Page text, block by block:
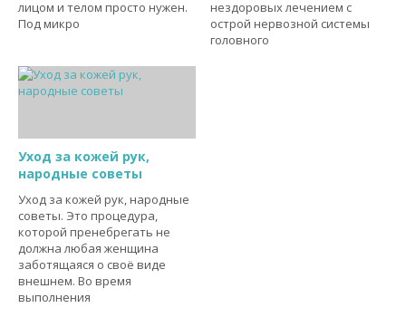
лицом и телом просто нужен.
Под микро
нездоровых лечением с
острой нервозной системы
головного
Уход за кожей рук,
народные советы
Уход за кожей рук, народные
советы. Это процедура,
которой пренебрегать не
должна любая женщина
заботящаяся о своё виде
внешнем. Во время
выполнения